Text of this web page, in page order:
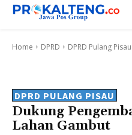
Home DPRD DPRD Pulang Pisau
DPRD PULANG PISAU
Dukung
Lahan Gambut